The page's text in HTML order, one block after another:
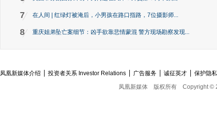
7 在人间 | 红绿灯被淹后，小男孩在路口指路，7位摄影师...
8 重庆姐弟坠亡案细节：凶手欲靠悲情蒙混 警方现场勘察发现...
凤凰新媒体介绍 投资者关系 Investor Relations 广告服务 诚征英才
保护隐
凤凰新媒体
版权所有 Copyright ©